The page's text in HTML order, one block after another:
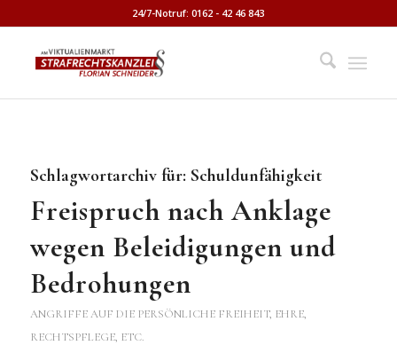
24/7-Notruf: 0162 - 42 46 843
Schlagwortarchiv für: Schuldunfähigkeit
Freispruch nach Anklage
wegen Beleidigungen und
Bedrohungen
ANGRIFFE AUF DIE PERSÖNLICHE FREIHEIT, EHRE,
RECHTSPFLEGE, ETC.